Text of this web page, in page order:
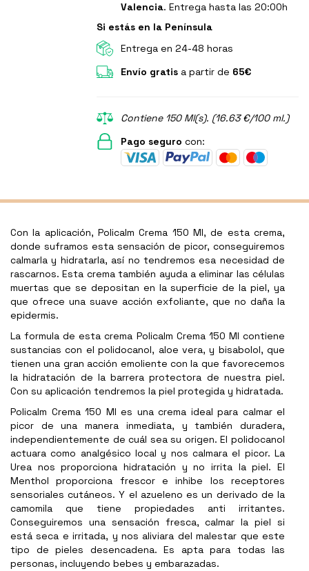
Valencia. Entrega hasta las 20:00h
Si estás en la Península
Entrega en 24-48 horas
Envío gratisa partir de 65€
Contiene 150 Ml(s). (16.63 €/100 ml.)
Pago seguro con:
Con la aplicación, Policalm Crema 150 Ml, de esta crema,
donde suframos esta sensación de picor, conseguiremos
calmarla y hidratarla, así no tendremos esa necesidad de
rascarnos. Esta crema también ayuda a eliminar las células
muertas que se depositan en la superficie de la piel, ya
que ofrece una suave acción exfoliante, que no daña la
epidermis.
La formula de esta crema Policalm Crema 150 Ml contiene
sustancias con el polidocanol, aloe vera, y bisabolol, que
tienen una gran acción emoliente con la que favorecemos
la hidratación de la barrera protectora de nuestra piel.
Con su aplicación tendremos la piel protegida y hidratada.
Policalm Crema 150 Ml es una crema ideal para calmar el
picor de una manera inmediata, y también duradera,
independientemente de cuál sea su origen. El polidocanol
actuara como analgésico local y nos calmara el picor. La
Urea nos proporciona hidratación y no irrita la piel. El
Menthol proporciona frescor e inhibe los receptores
sensoriales cutáneos. Y el azueleno es un derivado de la
camomila que tiene propiedades anti irritantes.
Conseguiremos una sensación fresca, calmar la piel si
está seca e irritada, y nos aliviara del malestar que este
tipo de pieles desencadena. Es apta para todas las
personas, incluyendo bebes y embarazadas.